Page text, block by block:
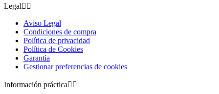
Legal 
Aviso Legal
Condiciones de compra
Política de privacidad
Política de Cookies
Garantía
Gestionar preferencias de cookies
Información práctica 